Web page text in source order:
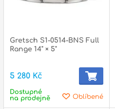
Gretsch S1-0514-BNS Full
Range 14" × 5"
5 280 Kč
Oblíbené
Dostupné
na prodejně